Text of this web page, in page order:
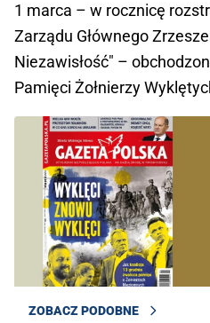
1 marca – w rocznicę
Zarządu Głównego
Niezawisłość" –
Pamięci Żołnierzy
ZOBACZ PODOBNE